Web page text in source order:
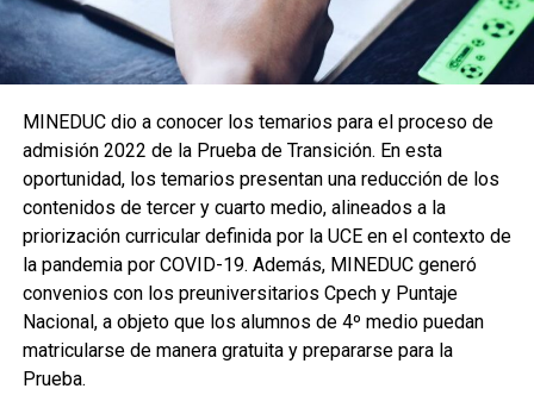
MINEDUC dio a conocer los temarios para el proceso de
admisión 2022 de la Prueba de Transición. En esta
oportunidad, los temarios presentan una reducción de los
contenidos de tercer y cuarto medio, alineados a la
priorización curricular definida por la UCE en el contexto de
la pandemia por COVID-19. Además, MINEDUC generó
convenios con los preuniversitarios Cpech y Puntaje
Nacional, a objeto que los alumnos de 4º medio puedan
matricularse de manera gratuita y prepararse para la
Prueba.